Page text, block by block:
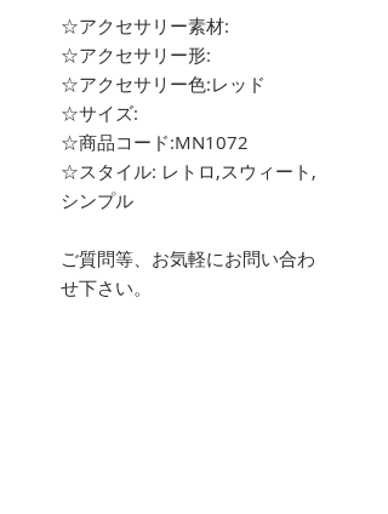
☆アクセサリー素材:
☆アクセサリー形:
☆アクセサリー色:レッド
☆サイズ:
☆商品コード:MN1072
☆スタイル: レトロ,スウィート,
シンプル
ご質問等、お気軽にお問い合わ
せ下さい。